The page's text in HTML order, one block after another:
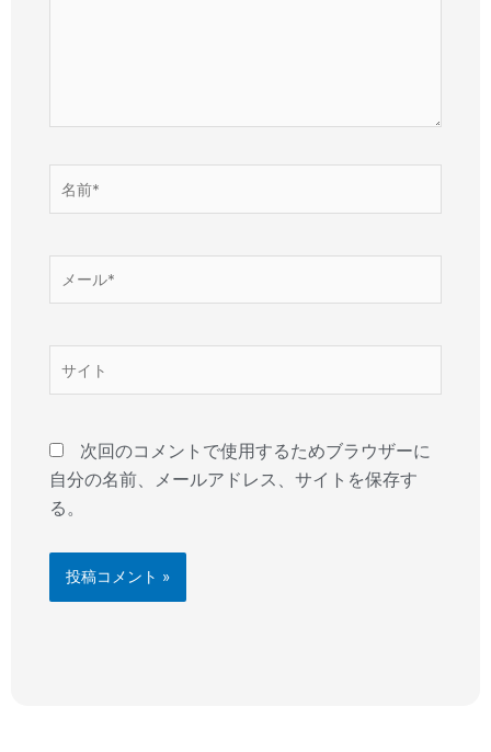
*
次回のコメントで使用するためブラウザーに
自分の名前、メールアドレス、サイトを保存す
る。